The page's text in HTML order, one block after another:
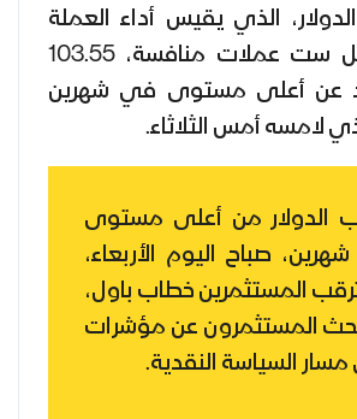
الذي يقيس أداء العملة
الأمريكية مقابل ست عملات منافسة، 103.55
عن أعلى مستوى في شهرين
الدولار من أعلى مستوى
صباح اليوم الأربعاء،
المستثمرين خطاب باول،
المستثمرون عن مؤشرات
السياسة النقدية.